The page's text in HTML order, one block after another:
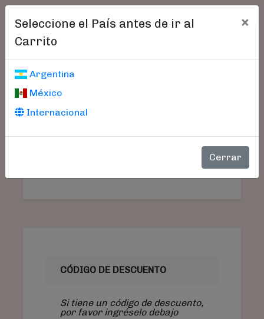
Seleccione el País antes de ir al
Carrito
×
Argentina
México
Internacional
Cerrar
Carrito De Compras
Aún no seleccionó libros.
CANTIDAD
CÓDIGO DE DESCUENTO
Si tiene un código de descuento,
por favor ingréselo debajo